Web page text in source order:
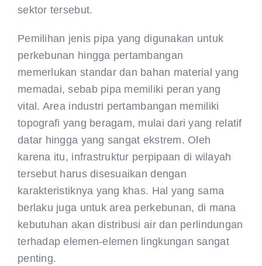
sektor tersebut.
Pemilihan jenis pipa yang digunakan untuk
perkebunan hingga pertambangan
memerlukan standar dan bahan material yang
memadai, sebab pipa memiliki peran yang
vital. Area industri pertambangan memiliki
topografi yang beragam, mulai dari yang relatif
datar hingga yang sangat ekstrem. Oleh
karena itu, infrastruktur perpipaan di wilayah
tersebut harus disesuaikan dengan
karakteristiknya yang khas. Hal yang sama
berlaku juga untuk area perkebunan, di mana
kebutuhan akan distribusi air dan perlindungan
terhadap elemen-elemen lingkungan sangat
penting.